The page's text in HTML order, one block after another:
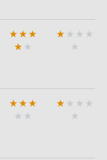
★ ★ ★
★ ★
★ ★ ★ ★
★
★ ★ ★
★ ★
★ ★ ★ ★
★